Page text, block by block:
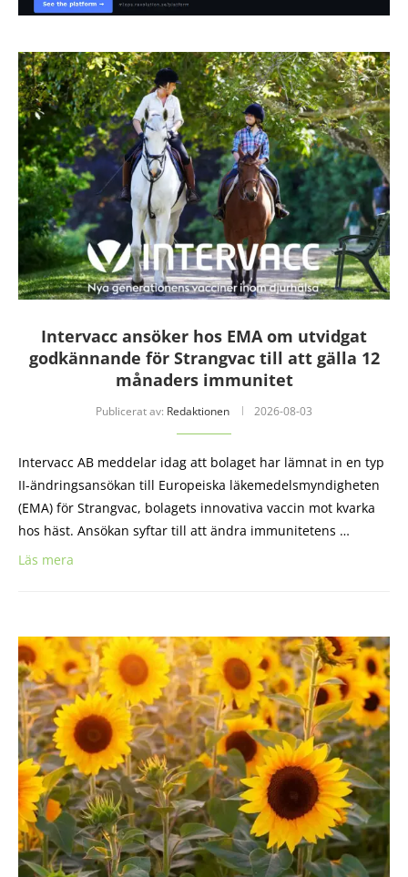
Intervacc ansöker hos EMA om utvidgat
godkännande för Strangvac till att gälla 12
månaders immunitet
Publicerat av: Redaktionen 2026-08-03
Intervacc AB meddelar idag att bolaget har lämnat in en typ
II-ändringsansökan till Europeiska läkemedelsmyndigheten
(EMA) för Strangvac, bolagets innovativa vaccin mot kvarka
hos häst. Ansökan syftar till att ändra immunitetens …
Läs mera